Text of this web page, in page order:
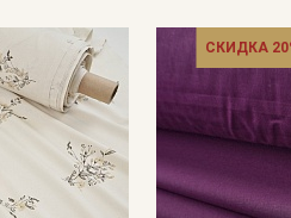
СКИДКА